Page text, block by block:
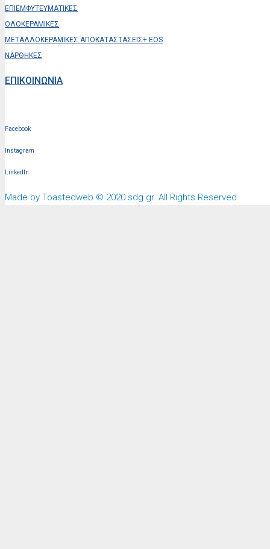
ΕΠΙΕΜΦΥΤΕΥΜΑΤΙΚΕΣ
ΟΛΟΚΕΡΑΜΙΚΕΣ
ΜΕΤΑΛΛΟΚΕΡΑΜΙΚΕΣ ΑΠΟΚΑΤΑΣΤΑΣΕΙΣ+ EOS
ΝΑΡΘΗΚΕΣ
ΕΠΙΚΟΙΝΩΝΙΑ
Facebook
Instagram
LinkedIn
Made by Toastedweb © 2020 sdg.gr. All Rights Reserved